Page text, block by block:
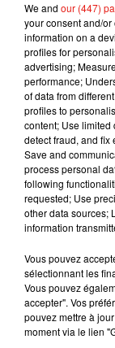
We and our (447)
your consent and/
information on a
profiles for
advertising;
performance;
of data from
profiles to
content; Use limited
detect fraud, and fix
Save and
process personal
following
requested; Use
other data sources;
information
Vous pouvez
sélectionnant les
Vous pouvez
accepter". Vos
pouvez mettre à
moment via le lien